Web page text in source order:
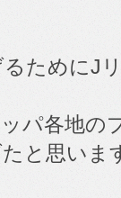
ためにJ
パ各地の
と思いま